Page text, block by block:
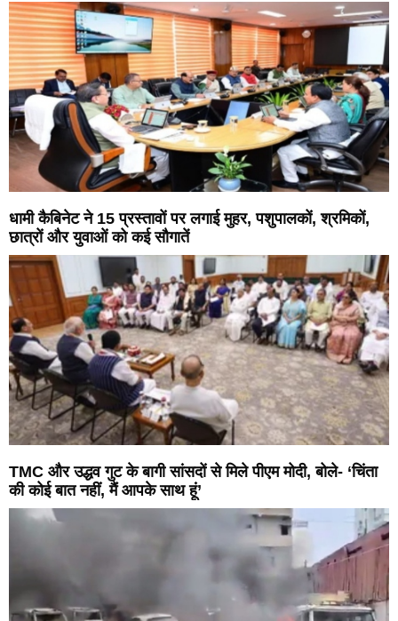
धामी कैबिनेट ने 15 प्रस्तावों पर लगाई मुहर, पशुपालकों, श्रमिकों,
छात्रों और युवाओं को कई सौगातें
TMC और उद्धव गुट के बागी सांसदों से मिले पीएम मोदी, बोले- ‘चिंता
की कोई बात नहीं, मैं आपके साथ हूं’